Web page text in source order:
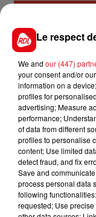
16 SOUVENIR
regularité avec
Plus relevé
FILS
Le respect
We and our (447)
your consent and/or
information on a
profiles for
advertising; Measure
performance;
of data from different
profiles to personalise
content; Use limited
detect fraud, and fix
Save and
process personal data
following
requested; Use